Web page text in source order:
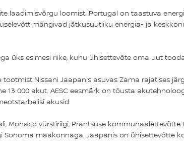
laadimisvõrgu loomist. Portugal on taastuva
mängivad jätkusuutliku energia- ja
üks esimesi riike, kuhu ühisettevõte oma uut
Nissani Jaapanis asuvas Zama rajatises
000 akut. AESC eesmärk on tõusta
akusid.
Monaco vürstiriigi, Prantsuse kommunaalettevõtte
Sonoma maakonnaga. Jaapanis on ühisettevõtte